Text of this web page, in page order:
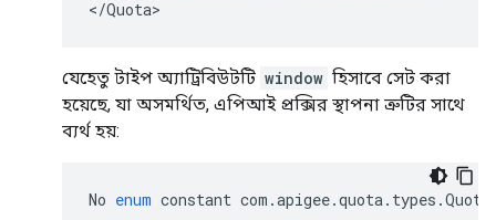
যেহেতু টাইপ অ্যাট্রিবিউটটি window হিসাবে সেট করা
হয়েছে, যা অসমর্থিত, এপিআই প্রক্সির স্থাপনা ত্রুটির সাথে
ব্যর্থ হয়:
No enum constant com .apigee.quota. types .